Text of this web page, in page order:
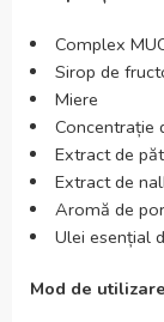
Complex
Sirop de
Miere
Concentrație
Extract de
Extract de
Aromă de
Ulei esențial
Mod de